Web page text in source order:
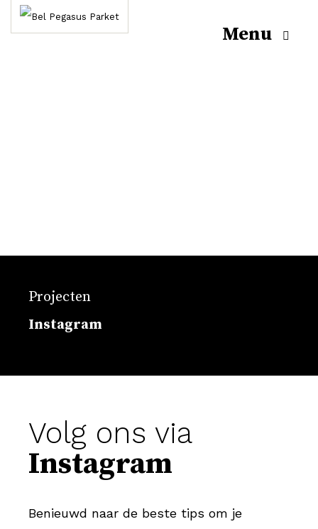
Projecten
Instagram
Volg ons via
Instagram
Benieuwd naar de beste tips om je